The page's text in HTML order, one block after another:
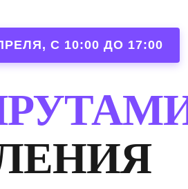
С 10:00 ДО 17:00